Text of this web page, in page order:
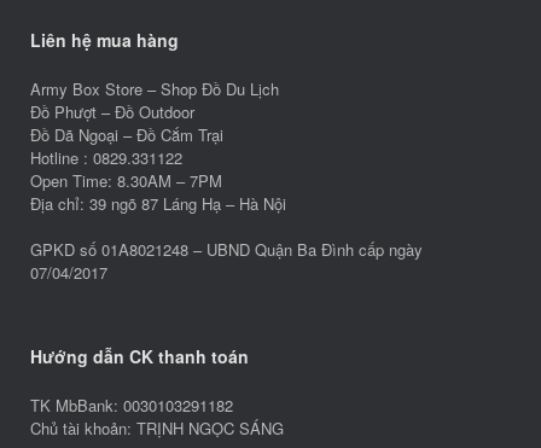
Liên hệ mua hàng
Army Box Store – Shop Đồ Du Lịch
Đồ Phượt – Đồ Outdoor
Đồ Dã Ngoại – Đồ Cắm Trại
Hotline : 0829.331122
Open Time: 8.30AM – 7PM
Địa chỉ: 39 ngõ 87 Láng Hạ – Hà Nội
GPKD số 01A8021248 – UBND Quận Ba Đình cấp ngày
07/04/2017
Hướng dẫn CK thanh toán
TK MbBank: 0030103291182
Chủ tài khoản: TRỊNH NGỌC SÁNG